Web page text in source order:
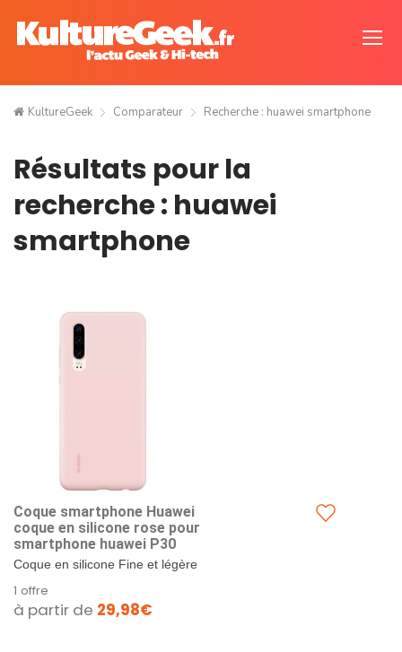
KultureGeek Comparateur Recherche : huawei smartphone
Résultats pour la
recherche : huawei
smartphone
Coque smartphone Huawei
coque en silicone rose pour
smartphone huawei P30
Coque en silicone Fine et légère
1 offre
à partir de 29,98€